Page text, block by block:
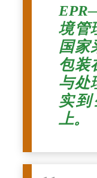
境管
国家
包装
与处
实
上。